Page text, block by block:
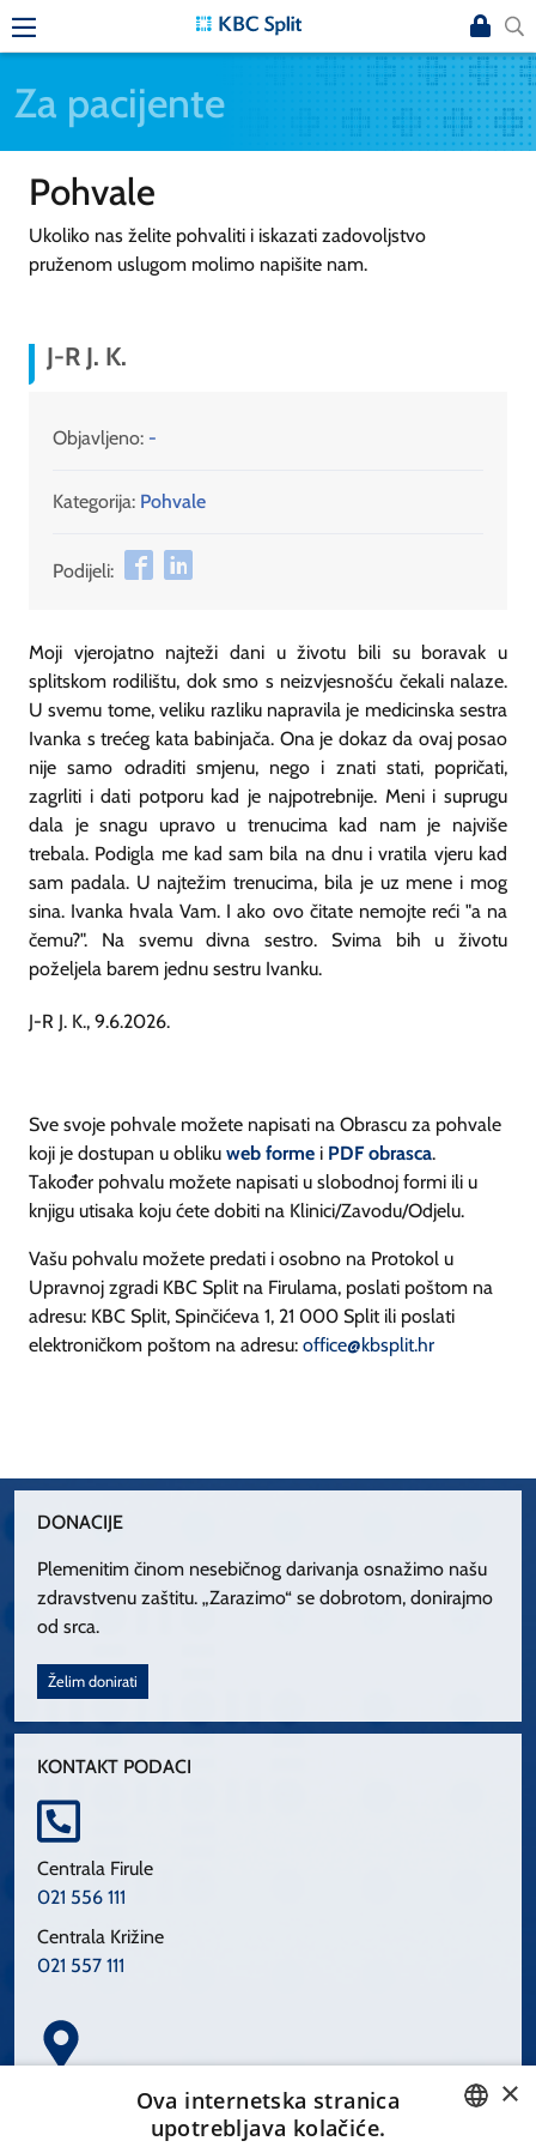
Za pacijente
Pohvale
Ukoliko nas želite pohvaliti i iskazati zadovoljstvo
pruženom uslugom molimo napišite nam.
J-R J. K.
Objavljeno: -
Kategorija: Pohvale
Podijeli:
Moji vjerojatno najteži dani u životu bili su boravak u
splitskom rodilištu, dok smo s neizvjesnošću čekali nalaze.
U svemu tome, veliku razliku napravila je medicinska sestra
Ivanka s trećeg kata babinjača. Ona je dokaz da ovaj posao
nije samo odraditi smjenu, nego i znati stati, popričati,
zagrliti i dati potporu kad je najpotrebnije. Meni i suprugu
dala je snagu upravo u trenucima kad nam je najviše
trebala. Podigla me kad sam bila na dnu i vratila vjeru kad
sam padala. U najtežim trenucima, bila je uz mene i mog
sina. Ivanka hvala Vam. I ako ovo čitate nemojte reći "a na
čemu?". Na svemu divna sestro. Svima bih u životu
poželjela barem jednu sestru Ivanku.
J-R J. K., 9.6.2026.
Sve svoje pohvale možete napisati na Obrascu za pohvale
koji je dostupan u obliku web forme i PDF obrasca.
Također pohvalu možete napisati u slobodnoj formi ili u
knjigu utisaka koju ćete dobiti na Klinici/Zavodu/Odjelu.
Vašu pohvalu možete predati i osobno na Protokol u
Upravnoj zgradi KBC Split na Firulama, poslati poštom na
adresu: KBC Split, Spinčićeva 1, 21 000 Split ili poslati
elektroničkom poštom na adresu: office@kbsplit.hr
DONACIJE
Plemenitim činom nesebičnog darivanja osnažimo našu
zdravstvenu zaštitu. „Zarazimo“ se dobrotom, donirajmo
od srca.
Želim donirati
KONTAKT PODACI
Centrala Firule
021 556 111
Centrala Križine
021 557 111
Spinčićeva 1, 21000 Split
×
Ova internetska stranica
upotrebljava kolačiće.